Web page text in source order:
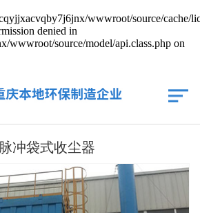
wwwroot/source/cache/
denied in
wwwroot/source/model/api.class.php on
冲袋式收尘器